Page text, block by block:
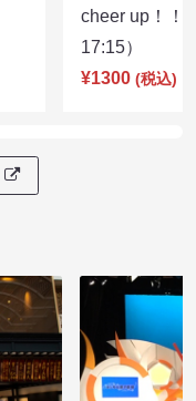
cheer up！
17:15）
¥1300 (税込)